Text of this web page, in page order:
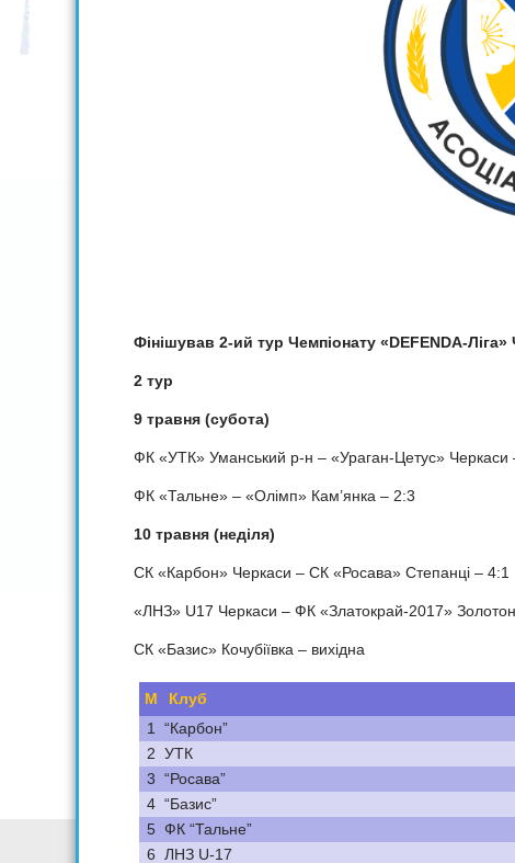
Фінішував 2-ий тур Чемпіонату «DEFENDA-
2 тур
9 травня (субота)
ФК «УТК» Уманський р-н – «Ураган-Цетус» Черкаси
ФК «Тальне» – «Олімп» Кам’янка – 2:3
10 травня (неділя)
СК «Карбон» Черкаси – СК «Росава» Степанці – 4:1
«ЛНЗ» U17 Черкаси – ФК «Златокрай-2017»
СК «Базис» Кочубіївка – вихідна
М Клуб
1 “Карбон”
2 УТК
3 “Росава”
4 “Базис”
5 ФК “Тальне”
6 ЛНЗ U-17